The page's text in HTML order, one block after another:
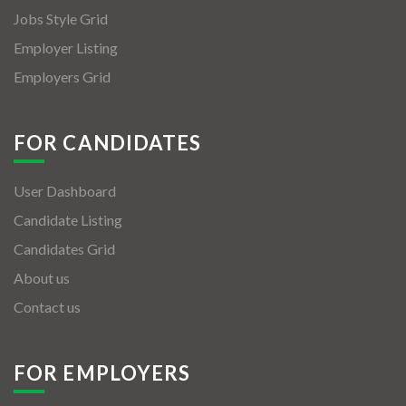
Jobs Style Grid
Employer Listing
Employers Grid
FOR CANDIDATES
User Dashboard
Candidate Listing
Candidates Grid
About us
Contact us
FOR EMPLOYERS